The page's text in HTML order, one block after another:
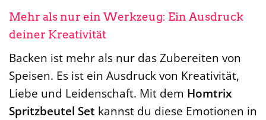
Mehr als nur ein Werkzeug: Ein Ausdruck
deiner Kreativität
Backen ist mehr als nur das Zubereiten von
Speisen. Es ist ein Ausdruck von Kreativität,
Liebe und Leidenschaft. Mit dem Homtrix
Spritzbeutel Set kannst du diese Emotionen in